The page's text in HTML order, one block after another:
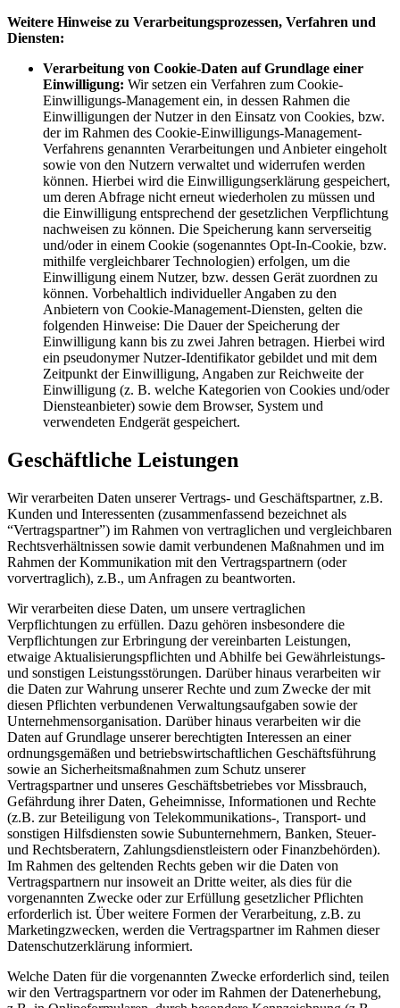
Weitere Hinweise zu Verarbeitungsprozessen, Verfahren und
Diensten:
Verarbeitung von Cookie-Daten auf Grundlage einer
Einwilligung: Wir setzen ein Verfahren zum Cookie-
Einwilligungs-Management ein, in dessen Rahmen die
Einwilligungen der Nutzer in den Einsatz von Cookies, bzw.
der im Rahmen des Cookie-Einwilligungs-Management-
Verfahrens genannten Verarbeitungen und Anbieter eingeholt
sowie von den Nutzern verwaltet und widerrufen werden
können. Hierbei wird die Einwilligungserklärung gespeichert,
um deren Abfrage nicht erneut wiederholen zu müssen und
die Einwilligung entsprechend der gesetzlichen Verpflichtung
nachweisen zu können. Die Speicherung kann serverseitig
und/oder in einem Cookie (sogenanntes Opt-In-Cookie, bzw.
mithilfe vergleichbarer Technologien) erfolgen, um die
Einwilligung einem Nutzer, bzw. dessen Gerät zuordnen zu
können. Vorbehaltlich individueller Angaben zu den
Anbietern von Cookie-Management-Diensten, gelten die
folgenden Hinweise: Die Dauer der Speicherung der
Einwilligung kann bis zu zwei Jahren betragen. Hierbei wird
ein pseudonymer Nutzer-Identifikator gebildet und mit dem
Zeitpunkt der Einwilligung, Angaben zur Reichweite der
Einwilligung (z. B. welche Kategorien von Cookies und/oder
Diensteanbieter) sowie dem Browser, System und
verwendeten Endgerät gespeichert.
Geschäftliche Leistungen
Wir verarbeiten Daten unserer Vertrags- und Geschäftspartner, z.B.
Kunden und Interessenten (zusammenfassend bezeichnet als
“Vertragspartner”) im Rahmen von vertraglichen und vergleichbaren
Rechtsverhältnissen sowie damit verbundenen Maßnahmen und im
Rahmen der Kommunikation mit den Vertragspartnern (oder
vorvertraglich), z.B., um Anfragen zu beantworten.
Wir verarbeiten diese Daten, um unsere vertraglichen
Verpflichtungen zu erfüllen. Dazu gehören insbesondere die
Verpflichtungen zur Erbringung der vereinbarten Leistungen,
etwaige Aktualisierungspflichten und Abhilfe bei Gewährleistungs-
und sonstigen Leistungsstörungen. Darüber hinaus verarbeiten wir
die Daten zur Wahrung unserer Rechte und zum Zwecke der mit
diesen Pflichten verbundenen Verwaltungsaufgaben sowie der
Unternehmensorganisation. Darüber hinaus verarbeiten wir die
Daten auf Grundlage unserer berechtigten Interessen an einer
ordnungsgemäßen und betriebswirtschaftlichen Geschäftsführung
sowie an Sicherheitsmaßnahmen zum Schutz unserer
Vertragspartner und unseres Geschäftsbetriebes vor Missbrauch,
Gefährdung ihrer Daten, Geheimnisse, Informationen und Rechte
(z.B. zur Beteiligung von Telekommunikations-, Transport- und
sonstigen Hilfsdiensten sowie Subunternehmern, Banken, Steuer-
und Rechtsberatern, Zahlungsdienstleistern oder Finanzbehörden).
Im Rahmen des geltenden Rechts geben wir die Daten von
Vertragspartnern nur insoweit an Dritte weiter, als dies für die
vorgenannten Zwecke oder zur Erfüllung gesetzlicher Pflichten
erforderlich ist. Über weitere Formen der Verarbeitung, z.B. zu
Marketingzwecken, werden die Vertragspartner im Rahmen dieser
Datenschutzerklärung informiert.
Welche Daten für die vorgenannten Zwecke erforderlich sind, teilen
wir den Vertragspartnern vor oder im Rahmen der Datenerhebung,